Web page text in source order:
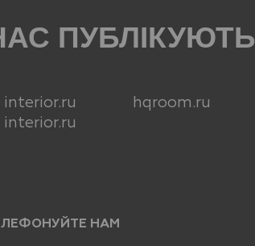
ПУБЛІКУЮТЬ
interior.ru hqroom.ru
interior.ru
НАМ